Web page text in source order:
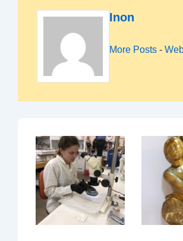
Inon
More Posts -